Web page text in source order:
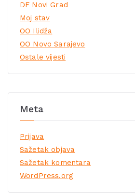
DF Novi Grad
Moj stav
OO Ilidža
OO Novo Sarajevo
Ostale vijesti
Meta
Prijava
Sažetak objava
Sažetak komentara
WordPress.org